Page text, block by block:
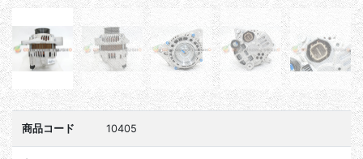
商品コード 10405